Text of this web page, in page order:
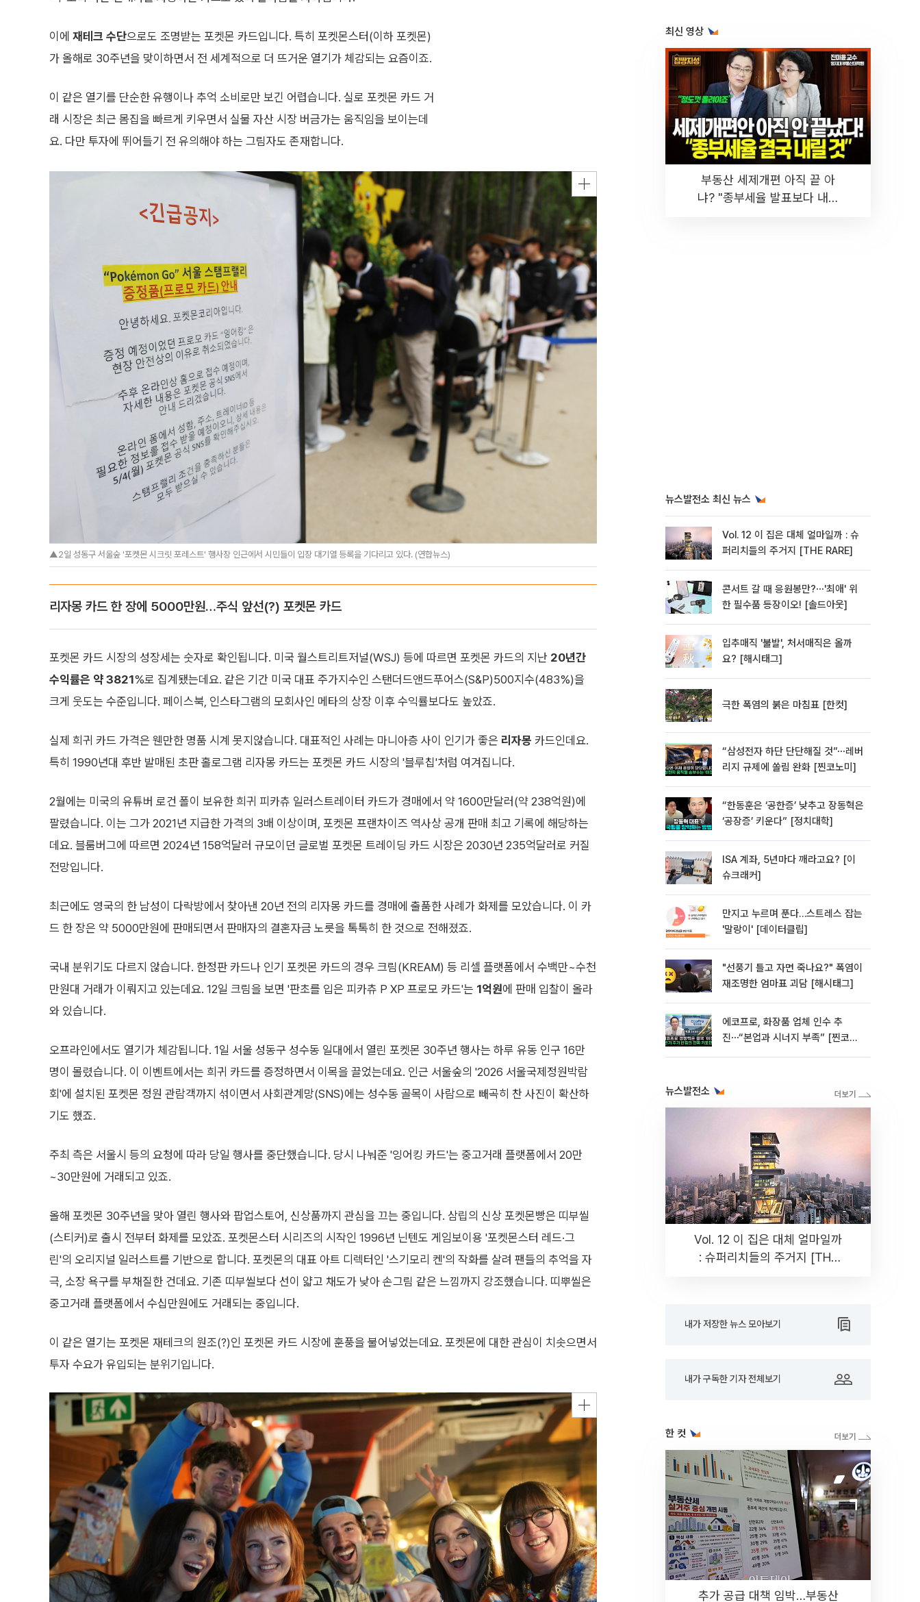
이에 재테크 수단으로도 조명받는 포켓몬 카드입니다. 특히 포켓몬스터(이하 포켓몬)
가 올해로 30주년을 맞이하면서 전 세계적으로 더 뜨거운 열기가 체감되는 요즘이죠.
이 같은 열기를 단순한 유행이나 추억 소비로만 보긴 어렵습니다. 실로 포켓몬 카드 거
래 시장은 최근 몸집을 빠르게 키우면서 실물 자산 시장 버금가는 움직임을 보이는데
요. 다만 투자에 뛰어들기 전 유의해야 하는 그림자도 존재합니다.
▲2일 성동구 서울숲 '포켓몬 시크릿 포레스트' 행사장 인근에서 시민들이 입장 대기열 등록을 기다리고 있다. (연합뉴스)
리자몽 카드 한 장에 5000만원…주식 앞선(?) 포켓몬 카드
포켓몬 카드 시장의 성장세는 숫자로 확인됩니다. 미국 월스트리트저널(WSJ) 등에 따르면 포켓몬 카드의 지난 20년간
수익률은 약 3821%로 집계됐는데요. 같은 기간 미국 대표 주가지수인 스탠더드앤드푸어스(S&P)500지수(483%)을
크게 웃도는 수준입니다. 페이스북, 인스타그램의 모회사인 메타의 상장 이후 수익률보다도 높았죠.
실제 희귀 카드 가격은 웬만한 명품 시계 못지않습니다. 대표적인 사례는 마니아층 사이 인기가 좋은 리자몽 카드인데요.
특히 1990년대 후반 발매된 초판 홀로그램 리자몽 카드는 포켓몬 카드 시장의 '블루칩'처럼 여겨집니다.
2월에는 미국의 유튜버 로건 폴이 보유한 희귀 피카츄 일러스트레이터 카드가 경매에서 약 1600만달러(약 238억원)에
팔렸습니다. 이는 그가 2021년 지급한 가격의 3배 이상이며, 포켓몬 프랜차이즈 역사상 공개 판매 최고 기록에 해당하는
데요. 블룸버그에 따르면 2024년 158억달러 규모이던 글로벌 포켓몬 트레이딩 카드 시장은 2030년 235억달러로 커질
전망입니다.
최근에도 영국의 한 남성이 다락방에서 찾아낸 20년 전의 리자몽 카드를 경매에 출품한 사례가 화제를 모았습니다. 이 카
드 한 장은 약 5000만원에 판매되면서 판매자의 결혼자금 노릇을 톡톡히 한 것으로 전해졌죠.
국내 분위기도 다르지 않습니다. 한정판 카드나 인기 포켓몬 카드의 경우 크림(KREAM) 등 리셀 플랫폼에서 수백만~수천
만원대 거래가 이뤄지고 있는데요. 12일 크림을 보면 '판초를 입은 피카츄 P XP 프로모 카드'는 1억원에 판매 입찰이 올라
와 있습니다.
오프라인에서도 열기가 체감됩니다. 1일 서울 성동구 성수동 일대에서 열린 포켓몬 30주년 행사는 하루 유동 인구 16만
명이 몰렸습니다. 이 이벤트에서는 희귀 카드를 증정하면서 이목을 끌었는데요. 인근 서울숲의 '2026 서울국제정원박람
회'에 설치된 포켓몬 정원 관람객까지 섞이면서 사회관계망(SNS)에는 성수동 골목이 사람으로 빼곡히 찬 사진이 확산하
기도 했죠.
주최 측은 서울시 등의 요청에 따라 당일 행사를 중단했습니다. 당시 나눠준 '잉어킹 카드'는 중고거래 플랫폼에서 20만
~30만원에 거래되고 있죠.
올해 포켓몬 30주년을 맞아 열린 행사와 팝업스토어, 신상품까지 관심을 끄는 중입니다. 삼립의 신상 포켓몬빵은 띠부씰
(스티커)로 출시 전부터 화제를 모았죠. 포켓몬스터 시리즈의 시작인 1996년 닌텐도 게임보이용 '포켓몬스터 레드·그
린'의 오리지널 일러스트를 기반으로 합니다. 포켓몬의 대표 아트 디렉터인 '스기모리 켄'의 작화를 살려 팬들의 추억을 자
극, 소장 욕구를 부채질한 건데요. 기존 띠부씰보다 선이 얇고 채도가 낮아 손그림 같은 느낌까지 강조했습니다. 띠뿌씰은
중고거래 플랫폼에서 수십만원에도 거래되는 중입니다.
이 같은 열기는 포켓몬 재테크의 원조(?)인 포켓몬 카드 시장에 훈풍을 불어넣었는데요. 포켓몬에 대한 관심이 치솟으면서
투자 수요가 유입되는 분위기입니다.
최신 영상
부동산 세제개편 아직 끝 아
냐? "종부세율 발표보다 내릴
뉴스발전소 최신 뉴스
Vol. 12 이 집은 대체 얼마일까 : 슈
퍼리치들의 주거지 [THE RARE]
콘서트 갈 때 응원봉만?⋯'최애' 위
한 필수품 등장이오! [솔드아웃]
입추매직 '불발', 처서매직은 올까
요? [해시태그]
극한 폭염의 붉은 마침표 [한컷]
“삼성전자 하단 단단해질 것”⋯레버
리지 규제에 쏠림 완화 [찐코노미]
“한동훈은 ‘공한증’ 낮추고 장동혁은
‘공장증’ 키운다” [정치대학]
ISA 계좌, 5년마다 깨라고요? [이
슈크래커]
만지고 누르며 푼다…스트레스 잡는
'말랑이' [데이터클립]
"선풍기 틀고 자면 죽나요?" 폭염이
재조명한 엄마표 괴담 [해시태그]
에코프로, 화장품 업체 인수 추
진⋯“본업과 시너지 부족” [찐코노
뉴스발전소
Vol. 12 이 집은 대체 얼마일까
: 슈퍼리치들의 주거지 [THE
내가 저장한 뉴스 모아보기
내가 구독한 기자 전체보기
한 컷
추가 공급 대책 임박…부동산